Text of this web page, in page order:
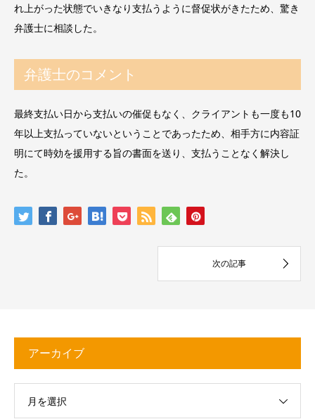
れ上がった状態でいきなり支払うように督促状がきたため、驚き
弁護士に相談した。
弁護士のコメント
最終支払い日から支払いの催促もなく、クライアントも一度も10
年以上支払っていないということであったため、相手方に内容証
明にて時効を援用する旨の書面を送り、支払うことなく解決し
た。
アーカイブ
月を選択